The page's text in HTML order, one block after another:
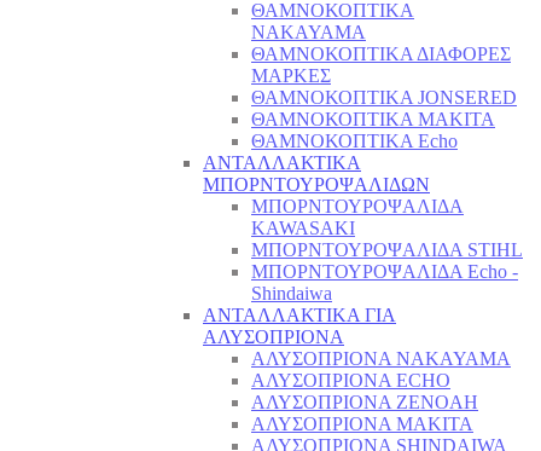
ΘΑΜΝΟΚΟΠΤΙΚΑ
NAKAYAMA
ΘΑΜΝΟΚΟΠΤΙΚΑ ΔΙΑΦΟΡΕΣ
ΜΑΡΚΕΣ
ΘΑΜΝΟΚΟΠΤΙΚΑ JONSERED
ΘΑΜΝΟΚΟΠΤΙΚΑ MAKITA
ΘΑΜΝΟΚΟΠΤΙΚΑ Echo
ΑΝΤΑΛΛΑΚΤΙΚΑ
ΜΠΟΡΝΤΟΥΡΟΨΑΛΙΔΩΝ
ΜΠΟΡΝΤΟΥΡΟΨΑΛΙΔΑ
KAWASAKI
ΜΠΟΡΝΤΟΥΡΟΨΑΛΙΔΑ STIHL
ΜΠΟΡΝΤΟΥΡΟΨΑΛΙΔΑ Echo -
Shindaiwa
ΑΝΤΑΛΛΑΚΤΙΚΑ ΓΙΑ
ΑΛΥΣΟΠΡΙΟΝΑ
ΑΛΥΣΟΠΡΙΟΝΑ NAKAYAMA
ΑΛΥΣΟΠΡΙΟΝΑ ECHO
ΑΛΥΣΟΠΡΙΟΝΑ ZENOAH
ΑΛΥΣΟΠΡΙΟΝΑ MAKITA
ΑΛΥΣΟΠΡΙΟΝΑ SHINDAIWA